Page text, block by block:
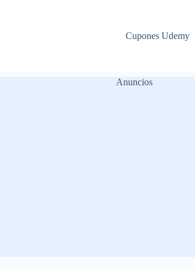
Cupones Udemy
Anuncios